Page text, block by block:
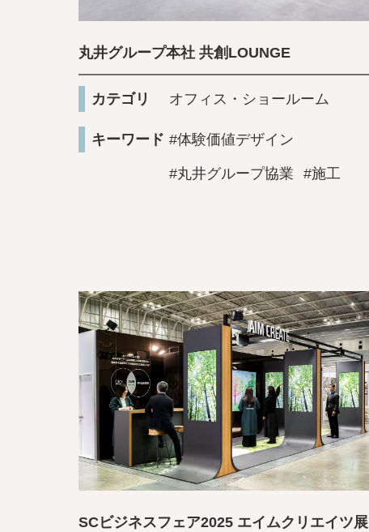
丸井グループ本社 共創LOUNGE
カテゴリ オフィス・ショールーム
キーワード #体験価値デザイン
#丸井グループ協業 #施工
SCビジネスフェア2025 エイムクリエイツ展